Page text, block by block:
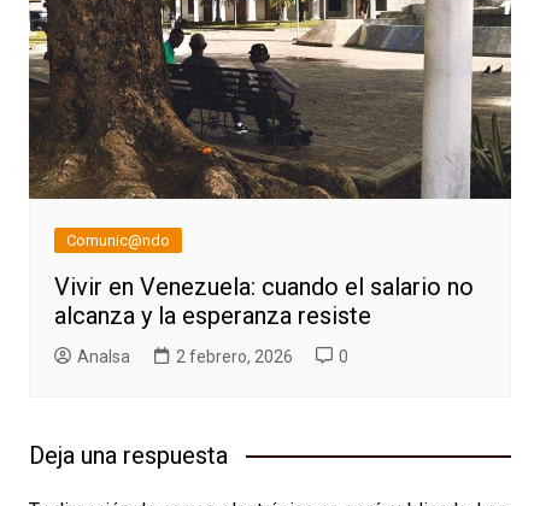
Comunic@ndo
Vivir en Venezuela: cuando el salario no
alcanza y la esperanza resiste
AnaIsa 2 febrero, 2026 0
Deja una respuesta